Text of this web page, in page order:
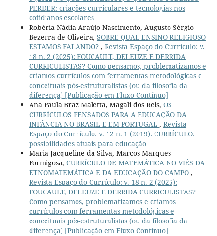
PERDER: criações curriculares e tecnologias nos
cotidianos escolares
Robéria Nádia Araújo Nascimento, Augusto Sérgio
Bezerra de Oliveira, SOBRE QUAL ENSINO RELIGIOSO
ESTAMOS FALANDO? , Revista Espaço do Currículo: v.
18 n. 2 (2025): FOUCAULT, DELEUZE E DERRIDA
CURRICULISTAS? Como pensamos, problematizamos e
criamos currículos com ferramentas metodológicas e
conceituais pós-estruturalistas (ou da filosofia da
diferença) [Publicação em Fluxo Contínuo]
Ana Paula Braz Maletta, Magali dos Reis, OS
CURRÍCULOS PENSADOS PARA A EDUCAÇÃO DA
INFÂNCIA NO BRASIL E EM PORTUGAL , Revista
Espaço do Currículo: v. 12 n. 1 (2019): CURRÍCULO:
possibilidades atuais para educação
Maria Jacqueline da Silva, Marcos Marques
Formigosa, CURRÍCULO DE MATEMÁTICA NO VIÉS DA
ETNOMATEMÁTICA E DA EDUCAÇÃO DO CAMPO ,
Revista Espaço do Currículo: v. 18 n. 2 (2025):
FOUCAULT, DELEUZE E DERRIDA CURRICULISTAS?
Como pensamos, problematizamos e criamos
currículos com ferramentas metodológicas e
conceituais pós-estruturalistas (ou da filosofia da
diferença) [Publicação em Fluxo Contínuo]